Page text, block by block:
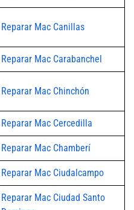
Reparar Mac Canillas
Reparar Mac Carabanchel
Reparar Mac Chinchón
Reparar Mac Cercedilla
Reparar Mac Chamberí
Reparar Mac Ciudalcampo
Reparar Mac Ciudad Santo